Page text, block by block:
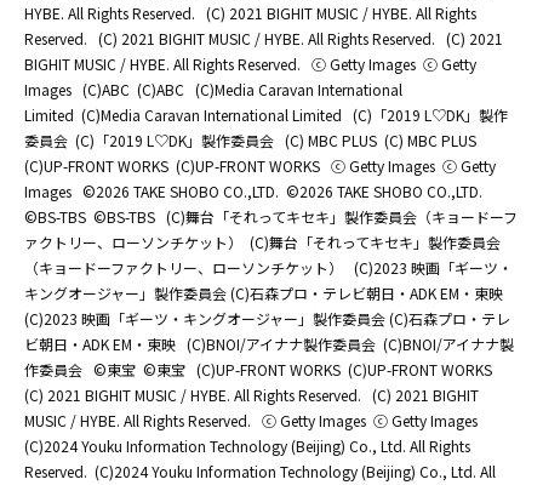
HYBE. All Rights Reserved. (C) 2021 BIGHIT MUSIC / HYBE. All Rights
Reserved. (C) 2021 BIGHIT MUSIC / HYBE. All Rights Reserved. (C) 2021
BIGHIT MUSIC / HYBE. All Rights Reserved. ⓒ Getty Images ⓒ Getty
Images (C)ABC (C)ABC (C)Media Caravan International
Limited (C)Media Caravan International Limited (C)「2019 L♡DK」製作
委員会 (C)「2019 L♡DK」製作委員会 (C) MBC PLUS (C) MBC PLUS
(C)UP-FRONT WORKS (C)UP-FRONT WORKS ⓒ Getty Images ⓒ Getty
Images ©2026 TAKE SHOBO CO.,LTD. ©2026 TAKE SHOBO CO.,LTD.
©BS-TBS ©BS-TBS (C)舞台「それってキセキ」製作委員会（キョードーフ
ァクトリー、ローソンチケット）
(C)舞台「それってキセキ」製作委員会
（キョードーファクトリー、ローソンチケット）
(C)2023 映画「ギーツ・
キングオージャー」製作委員会 (C)石森プロ・テレビ朝日・ADK EM・東映
(C)2023 映画「ギーツ・キングオージャー」製作委員会 (C)石森プロ・テレ
ビ朝日・ADK EM・東映 (C)BNOI/アイナナ製作委員会 (C)BNOI/アイナナ製
作委員会 ©東宝 ©東宝 (C)UP-FRONT WORKS (C)UP-FRONT WORKS
(C) 2021 BIGHIT MUSIC / HYBE. All Rights Reserved. (C) 2021 BIGHIT
MUSIC / HYBE. All Rights Reserved. ⓒ Getty Images ⓒ Getty Images
(C)2024 Youku Information Technology (Beijing) Co., Ltd. All Rights
Reserved. (C)2024 Youku Information Technology (Beijing) Co., Ltd. All